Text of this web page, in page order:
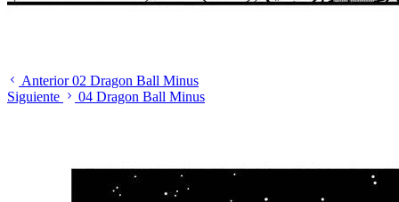
Anterior02 Dragon Ball Minus
Siguiente
04 Dragon Ball Minus